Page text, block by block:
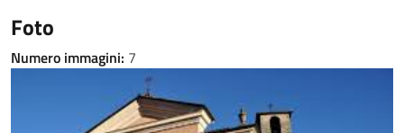
Foto
Numero immagini: 7